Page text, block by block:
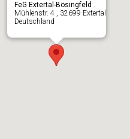
FeG Extertal-Bösingfeld
Mühlenstr. 4 , 32699 Extertal
Deutschland